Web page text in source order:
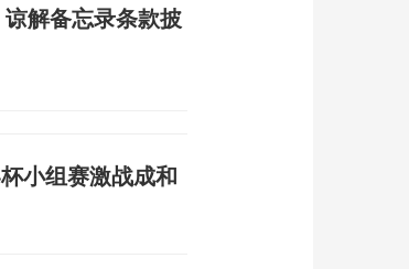
解备忘录条款披
小组赛激战成和